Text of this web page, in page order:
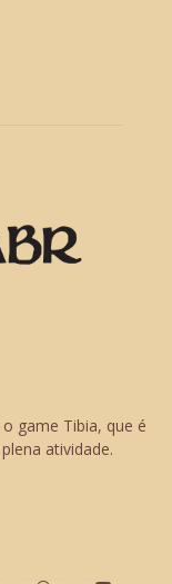
game Tibia, que é
atividade.